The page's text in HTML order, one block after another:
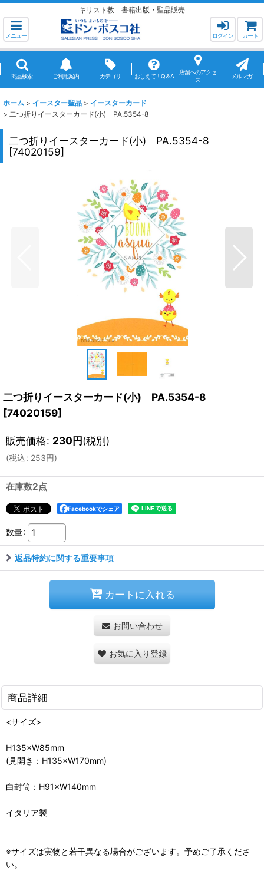
キリスト教 書籍出版・聖品販売
メニュー ログイン カート
商品検索 ご利用案内 カテゴリ おしえて！Q＆A
店舗へのアクセ
ス
メルマガ
ホーム > イースター聖品 > イースターカード
> 二つ折りイースターカード(小) PA.5354-8
二つ折りイースターカード(小) PA.5354-8
[74020159]
二つ折りイースターカード(小) PA.5354-8
[74020159]
販売価格: 230円(税別)
(税込: 253円)
在庫数2点
Facebookでシェア
数量:
返品特約に関する重要事項
カートに入れる
お問い合わせ
お気に入り登録
商品詳細
<サイズ>
H135×W85mm
(見開き：H135×W170mm)
白封筒：H91×W140mm
イタリア製
※サイズは実物と若干異なる場合がございます。予めご了承くださ
い。